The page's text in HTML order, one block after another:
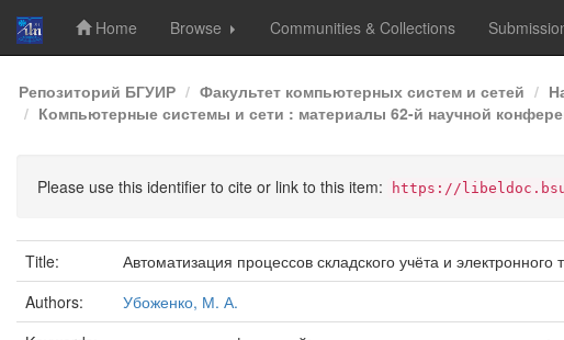
Skip
navigation
Home Browse Communities & Collections
Репозиторий БГУИР Факультет компьютерных систем и сетей
Компьютерные системы и сети : материалы 62-й научной
Please use this identifier to cite or link to this item: https://
Title:
Автоматизация процессов складского учёта и
Authors:
Убоженко, М. А.